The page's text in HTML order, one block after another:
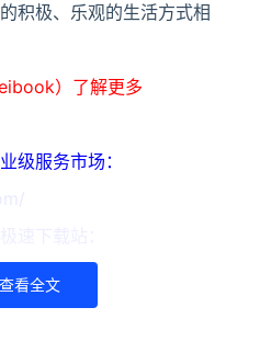
积极、乐观的生活方式相
）了解更多
级服务市场：
牛品汇 立场
看全文